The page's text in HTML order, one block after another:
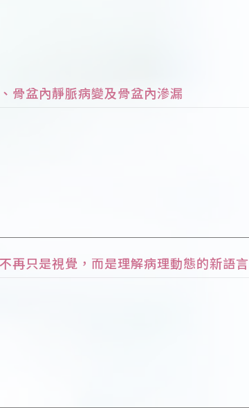
骨盆內靜脈病變及骨盆內滲漏
再只是視覺，而是理解病理動態的新語言